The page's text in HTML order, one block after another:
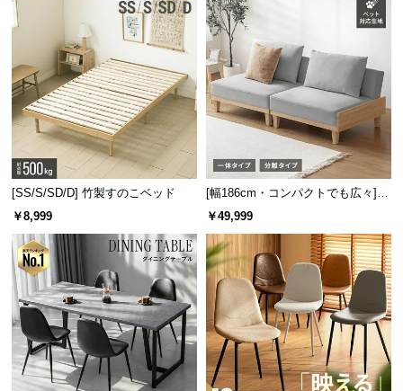
[SS/S/SD/D] 竹製すのこベッド
￥8,999
[幅186cm・コンパクトでも広々] 3
人掛けソファベッド リクライニン
￥49,999